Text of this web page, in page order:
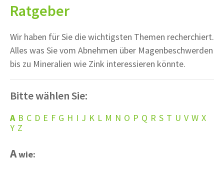
Ratgeber
Wir haben für Sie die wichtigsten Themen recherchiert.
Alles was Sie vom Abnehmen über Magenbeschwerden
bis zu Mineralien wie Zink interessieren könnte.
Bitte wählen Sie:
A B C D E F G H I J K L M N O P Q R S T U V W X
Y Z
Awie: